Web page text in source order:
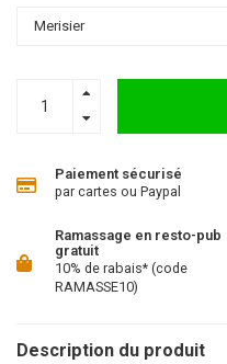
Paiement sécurisé
par cartes ou Paypal
Ramassage en resto-pub
gratuit
10% de rabais* (code
RAMASSE10)
Description du produit